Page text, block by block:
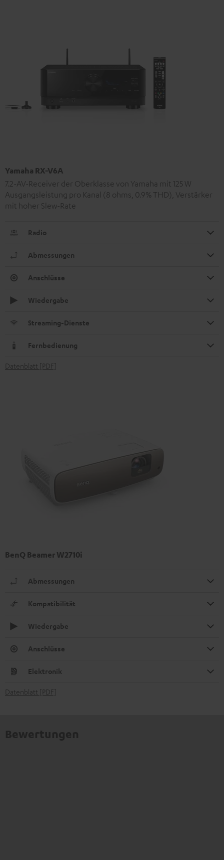
Yamaha RX-V6A
7.2-AV-Receiver der Oberklasse von Yamaha mit 125 W
Ausgangsleistung pro Kanal (8 ohms, 0.9% THD), Verstärker
mit hoher Slew-Rate
Radio
Abmessungen
Anschlüsse
Wiedergabe
Streaming-Dienste
Fernbedienung
Datenblatt [PDF]
BenQ Beamer W2710i
Abmessungen
Kompatibilität
Wiedergabe
Anschlüsse
Elektronik
Datenblatt [PDF]